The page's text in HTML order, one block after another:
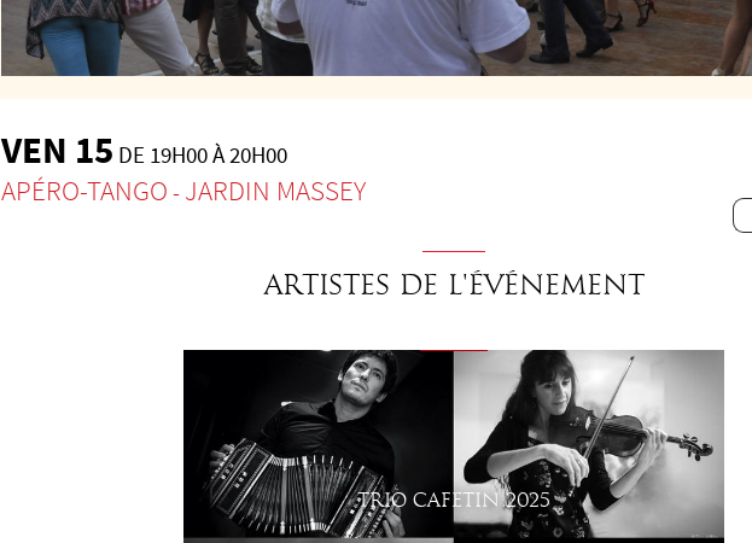
VEN 15 DE 19H00 À 20H00
APÉRO-TANGO - JARDIN MASSEY
Artistes de l'événement
TRIO CAFETIN 2025